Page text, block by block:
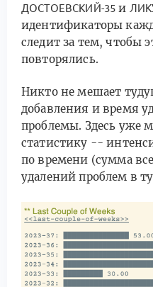
ДОСТОЕВСКИЙ-35 и
идентификаторы
следит за тем, чтобы
повторялись.
Никто не мешает
добавления и время
проблемы. Здесь уже
статистику --
по времени (сумма
удалений проблем в